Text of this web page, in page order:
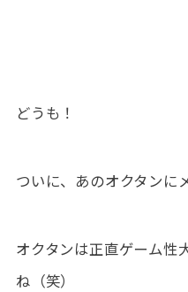
どうも！
ついに、あのオクタンに
オクタンは正直ゲーム性
ね（笑）